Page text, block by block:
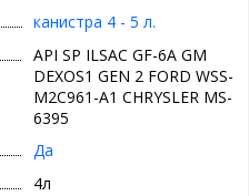
канистра 4 - 5 л.
API SP ILSAC GF-6A GM
DEXOS1 GEN 2 FORD WSS-
M2C961-A1 CHRYSLER MS-
6395
Да
4л